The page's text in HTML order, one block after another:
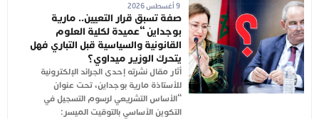
9 أغسطس 2026
صفة تسبق قرار التعيين.. مارية
بوجداين “عميدة لكلية العلوم
القانونية والسياسية قبل التباري فهل
يتحرك الوزير ميداوي؟
أثار مقال نشرته إحدى الجرائد الإلكترونية
للأستاذة مارية بوجداين، تحت عنوان
“الأساس التشريعي لرسوم التسجيل في
التكوين الأساسي بالتوقيت الميسر: